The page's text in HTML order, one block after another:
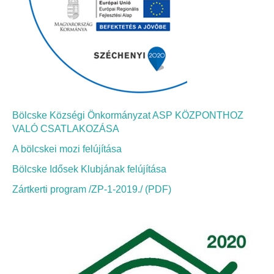
Bölcskei Néptánc Egyesület
Bölcskei Polgárőrség
Bölcskei Klímakör
HIVATAL
Szervezeti felépítés
Dokumentumok
Bölcske Községi Önkormányzat ASP KÖZPONTHOZ
VALÓ CSATLAKOZÁSA
A bölcskei mozi felújítása
Bölcske Idősek Klubjának felújítása
Zártkerti program /ZP-1-2019./ (PDF)